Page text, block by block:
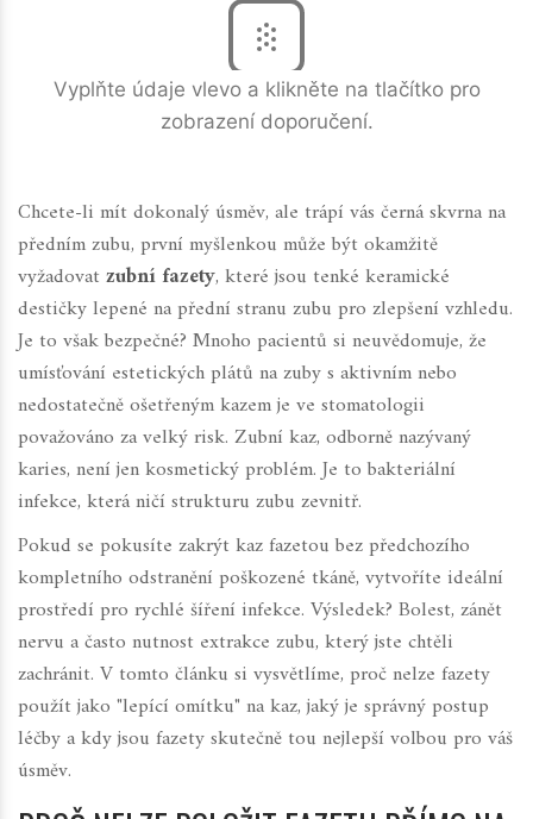
Vyplňte údaje vlevo a klikněte na tlačítko pro
zobrazení doporučení.
Chcete-li mít dokonalý úsměv, ale trápí vás černá skvrna na
předním zubu, první myšlenkou může být okamžitě
vyžadovatzubní fazety, které jsou tenké keramické
destičky lepené na přední stranu zubu pro zlepšení vzhledu.
Je to však bezpečné? Mnoho pacientů si neuvědomuje, že
umísťování estetických plátů na zuby s aktivním nebo
nedostatečně ošetřeným kazem je ve stomatologii
považováno za velký risk. Zubní kaz, odborně nazývaný
karies, není jen kosmetický problém. Je to bakteriální
infekce, která ničí strukturu zubu zevnitř.
Pokud se pokusíte zakrýt kaz fazetou bez předchozího
kompletního odstranění poškozené tkáně, vytvoříte ideální
prostředí pro rychlé šíření infekce. Výsledek? Bolest, zánět
nervu a často nutnost extrakce zubu, který jste chtěli
zachránit. V tomto článku si vysvětlíme, proč nelze fazety
použít jako "lepící omítku" na kaz, jaký je správný postup
léčby a kdy jsou fazety skutečně tou nejlepší volbou pro váš
úsměv.